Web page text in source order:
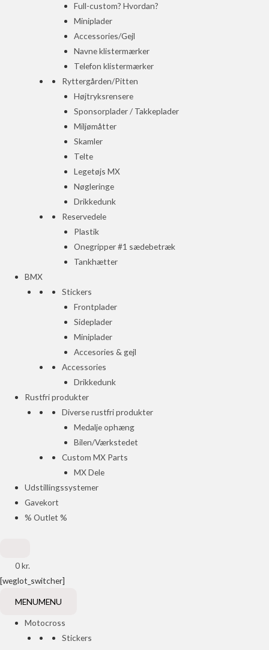
Full-custom? Hvordan?
Miniplader
Accessories/Gejl
Navne klistermærker
Telefon klistermærker
Ryttergården/Pitten
Højtryksrensere
Sponsorplader / Takkeplader
Miljømåtter
Skamler
Telte
Legetøjs MX
Nøgleringe
Drikkedunk
Reservedele
Plastik
Onegripper #1 sædebetræk
Tankhætter
BMX
Stickers
Frontplader
Sideplader
Miniplader
Accesories & gejl
Accessories
Drikkedunk
Rustfri produkter
Diverse rustfri produkter
Medalje ophæng
Bilen/Værkstedet
Custom MX Parts
MX Dele
Udstillingssystemer
Gavekort
% Outlet %
0kr.
[weglot_switcher]
MENUMENU
Motocross
Stickers